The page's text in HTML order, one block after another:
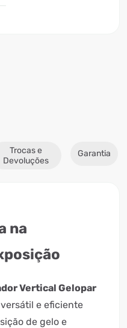
Trocas e
Devoluções
Garantia
na
Vertical Gelopar
e eficiente
de gelo e